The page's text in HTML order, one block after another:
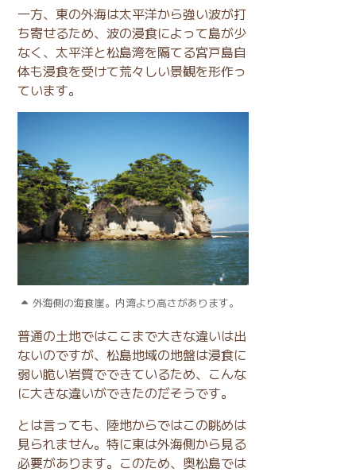
一方、東の外海は太平洋から強い波が打
ち寄せるため、波の浸食によって島が少
なく、太平洋と松島湾を隔てる宮戸島自
体も浸食を受けて荒々しい景観を形作っ
ています。
外海側の海食崖。内湾より高さがあります。
普通の土地ではここまで大きな違いは出
ないのですが、松島地域の地盤は浸食に
弱い脆い岩質でできているため、こんな
に大きな違いができたのだそうです。
とは言っても、陸地からではこの眺めは
見られません。特に東は外海側から見る
必要があります。このため、奥松島では